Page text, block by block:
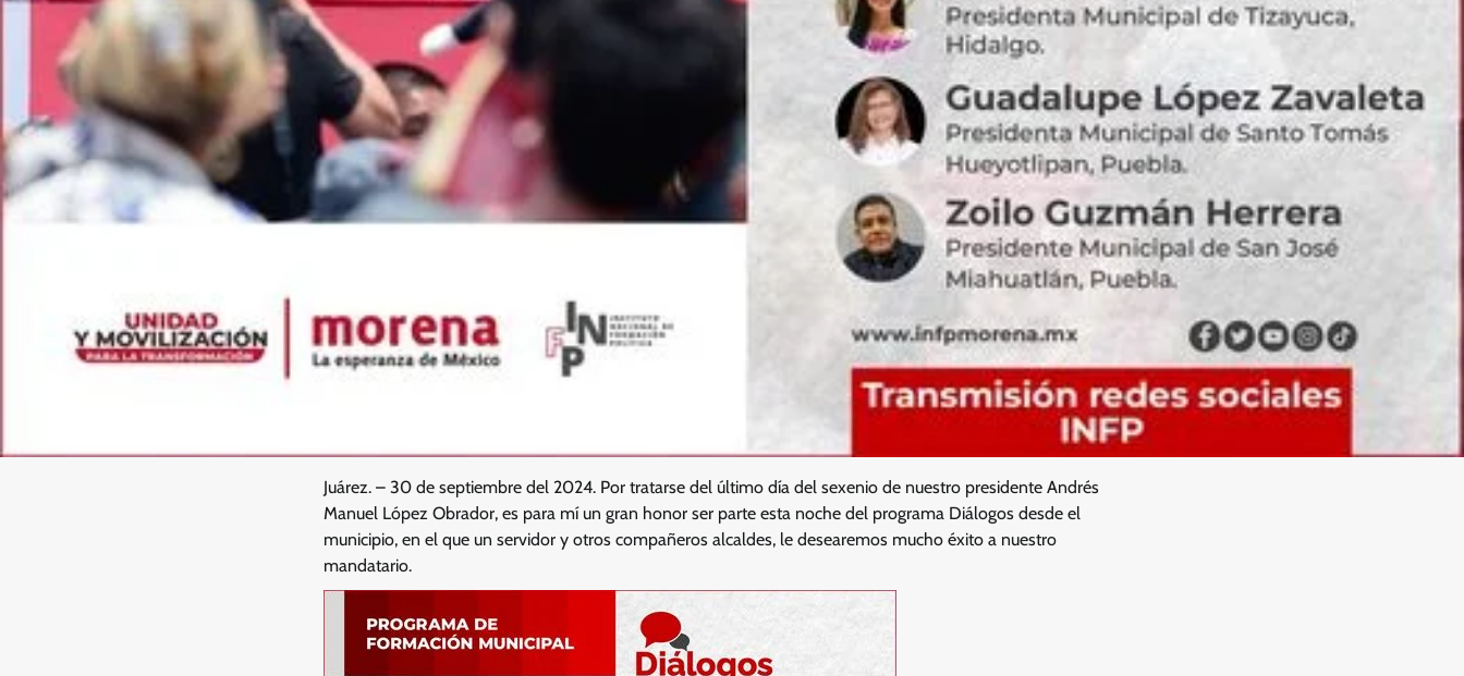
Juárez. – 30 de septiembre del 2024. Por tratarse del último día del sexenio de nuestro presidente Andrés
Manuel López Obrador, es para mí un gran honor ser parte esta noche del programa Diálogos desde el
municipio, en el que un servidor y otros compañeros alcaldes, le desearemos mucho éxito a nuestro
mandatario.